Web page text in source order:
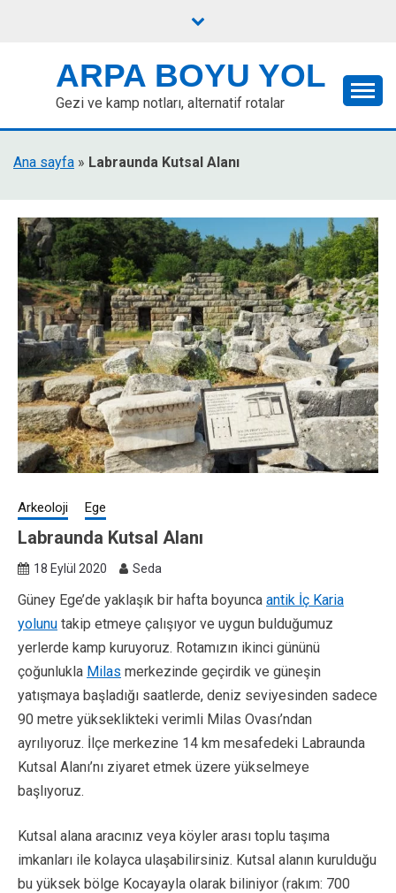
ARPA BOYU YOL
Gezi ve kamp notları, alternatif rotalar
Ana sayfa » Labraunda Kutsal Alanı
Arkeoloji Ege
Labraunda Kutsal Alanı
18 Eylül 2020 Seda
Güney Ege’de yaklaşık bir hafta boyunca antik İç Karia
yolunu takip etmeye çalışıyor ve uygun bulduğumuz
yerlerde kamp kuruyoruz. Rotamızın ikinci gününü
çoğunlukla Milas merkezinde geçirdik ve güneşin
yatışmaya başladığı saatlerde, deniz seviyesinden sadece
90 metre yükseklikteki verimli Milas Ovası’ndan
ayrılıyoruz. İlçe merkezine 14 km mesafedeki Labraunda
Kutsal Alanı’nı ziyaret etmek üzere yükselmeye
başlıyoruz.
Kutsal alana aracınız veya köyler arası toplu taşıma
imkanları ile kolayca ulaşabilirsiniz. Kutsal alanın kurulduğu
bu yüksek bölge Kocayayla olarak biliniyor (rakım: 700